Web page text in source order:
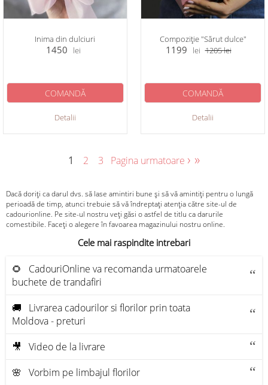
Inima din dulciuri
1450 lei
Detalii
COMANDĂ
Compoziție "Sărut dulce"
1199 lei 1205lei
Detalii
COMANDĂ
1 2 3 Pagina urmatoare › »
Dacă doriți ca darul dvs. să lase amintiri bune și să vă amintiți pentru o lungă
perioadă de timp, atunci trebuie să vă îndreptați atenția către site-ul de
cadourionline. Pe site-ul nostru veți găsi o astfel de titlu ca darurile
comestibile. Faceți o alegere în favoarea magazinului nostru online.
Cele mai raspindite intrebari
🌻 CadouriOnline va recomanda urmatoarele
buchete de trandafiri
🚚 Livrarea cadourilor si florilor prin toata
Moldova - preturi
🎥 Video de la livrare
🌸 Vorbim pe limbajul florilor